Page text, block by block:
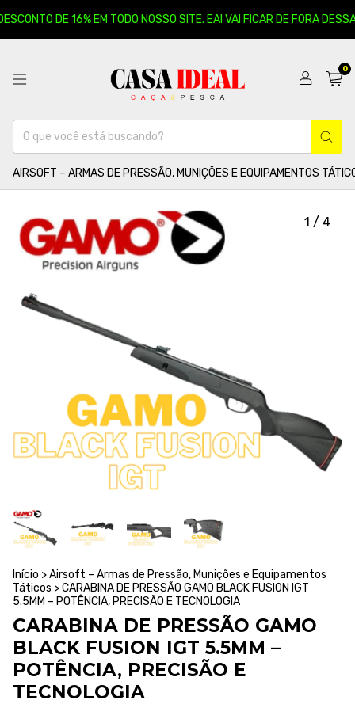
DE 16% EM TODO NOSSO SITE. EAI VAI FICAR DE FORA DESSA?
0
AIRSOFT – ARMAS DE PRESSÃO, MUNIÇÕES E EQUIPAMENTOS
1 / 4
Início >Airsoft – Armas de Pressão, Munições e Equipamentos
Táticos >CARABINA DE PRESSÃO GAMO BLACK FUSION IGT
5.5MM – POTÊNCIA, PRECISÃO E TECNOLOGIA
CARABINA DE PRESSÃO GAMO
BLACK FUSION IGT 5.5MM –
POTÊNCIA, PRECISÃO E
TECNOLOGIA